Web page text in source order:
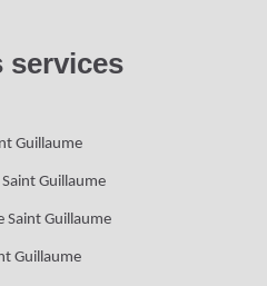
services
Guillaume
Guillaume
Saint Guillaume
Guillaume